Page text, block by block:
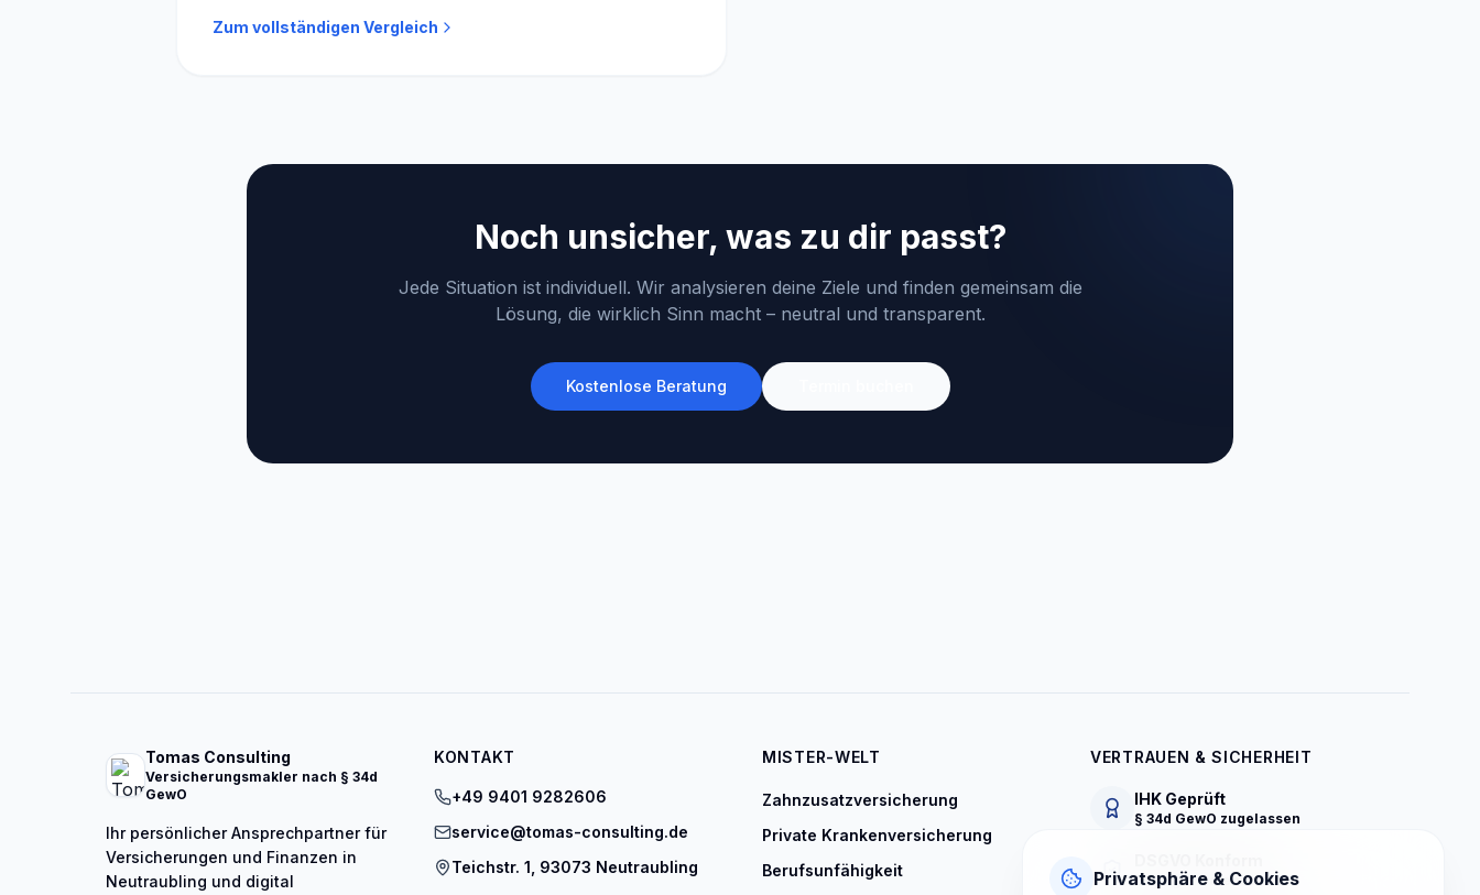
Zum vollständigen Vergleich
Noch unsicher, was zu dir passt?
Jede Situation ist individuell. Wir analysieren deine Ziele und finden gemeinsam die
Lösung, die wirklich Sinn macht – neutral und transparent.
Kostenlose Beratung
Tomas Consulting
Versicherungsmakler nach § 34d
GewO
Ihr persönlicher Ansprechpartner für
Versicherungen und Finanzen in
Neutraubling und digital
KONTAKT
+49 9401 9282606
service@tomas-consulting.de
Teichstr. 1, 93073 Neutraubling
MISTER-WELT
Zahnzusatzversicherung
Private Krankenversicherung
Berufsunfähigkeit
VERTRAUEN & SICHERHEIT
IHK Geprüft
§ 34d GewO zugelassen
Strenger Datenschutz
Privatsphäre & Cookies